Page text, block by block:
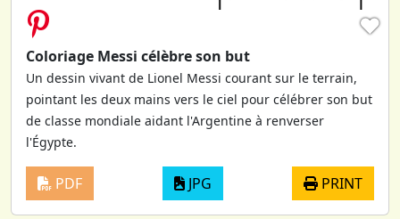
♥
Coloriage Messi célèbre son but
Un dessin vivant de Lionel Messi courant sur le terrain,
pointant les deux mains vers le ciel pour célébrer son but
de classe mondiale aidant l'Argentine à renverser
l'Égypte.
PDF JPG PRINT